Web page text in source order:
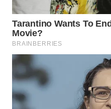
WN
NIAS
WN
LANGKAT